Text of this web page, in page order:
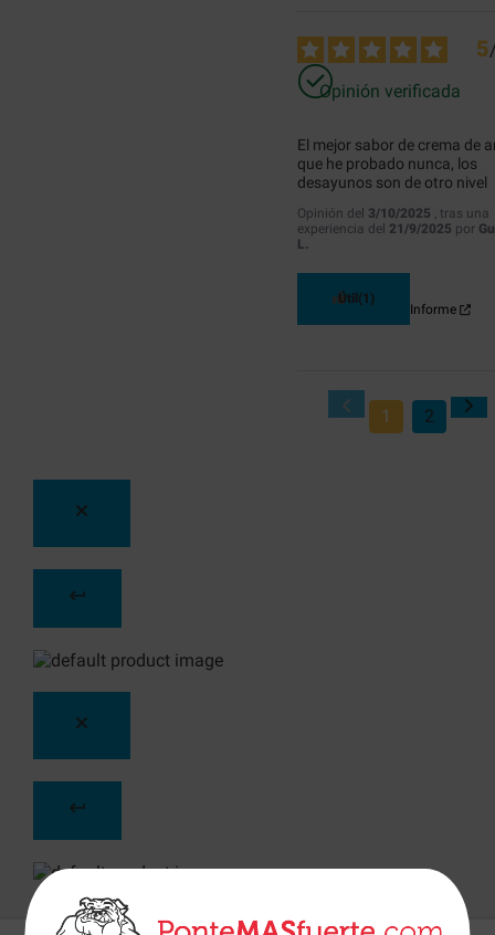
5
Opinión verificada
El mejor sabor de crema de
que he probado nunca, los
desayunos son de otro nivel
Opinión del 3/10/2025 , tras una
experiencia del 21/9/2025 por
L.
Útil(1)
Informe
1 2